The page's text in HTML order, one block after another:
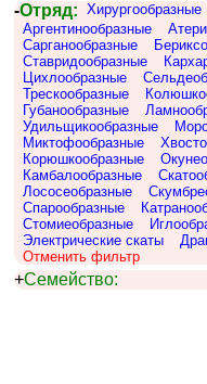
-Отряд: Хирургообразные
Аргентинообразные
Сарганообразные
Ставридообразные
Цихлообразные
Трескообразные
Губанообразные
Удильщикообразные
Миктофообразные
Корюшкообразные
Камбалообразные
Лососеобразные
Спарообразные
Стомиеобразные
Электрические скаты
Отменить фильтр
+Семейство: